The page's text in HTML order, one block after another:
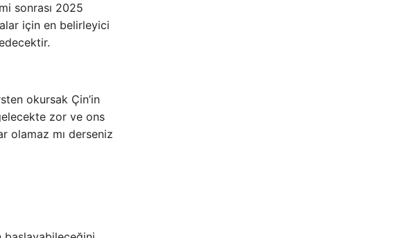
sonrası 2025
için en belirleyici
okursak Çin’in
zor ve ons
olamaz mı derseniz